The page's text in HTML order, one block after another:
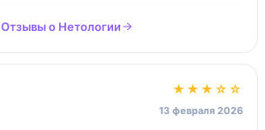
Отзывы о Нетологии
★★★☆☆
13 февраля 2026